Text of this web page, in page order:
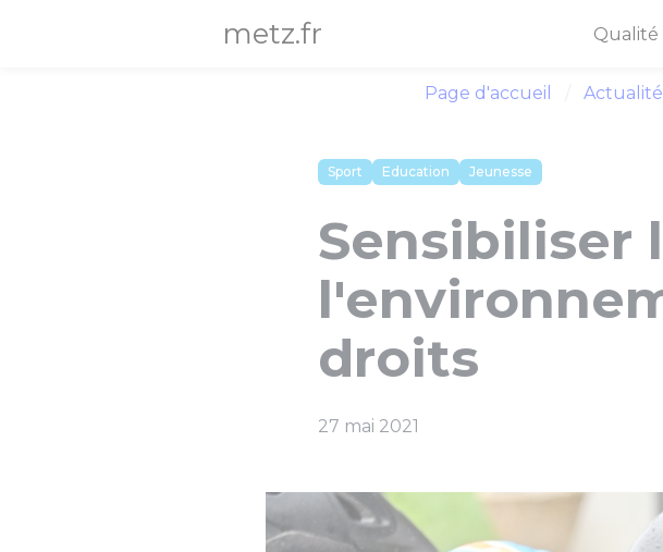
metz.fr Qualité
Page d'accueil Actualité
Sport Education Jeunesse
Sensibiliser
droits
27 mai 2021